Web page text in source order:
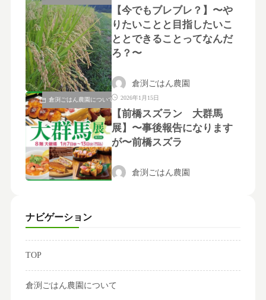
【今でもブレブレ？】〜や
りたいことと目指したいこ
ととできることってなんだ
ろ？〜
倉渕ごはん農園
倉渕ごはん農園について 2026年1月15日
【前橋スズラン 大群馬
展】〜事後報告になります
が〜前橋スズラ
倉渕ごはん農園
ナビゲーション
TOP
倉渕ごはん農園について